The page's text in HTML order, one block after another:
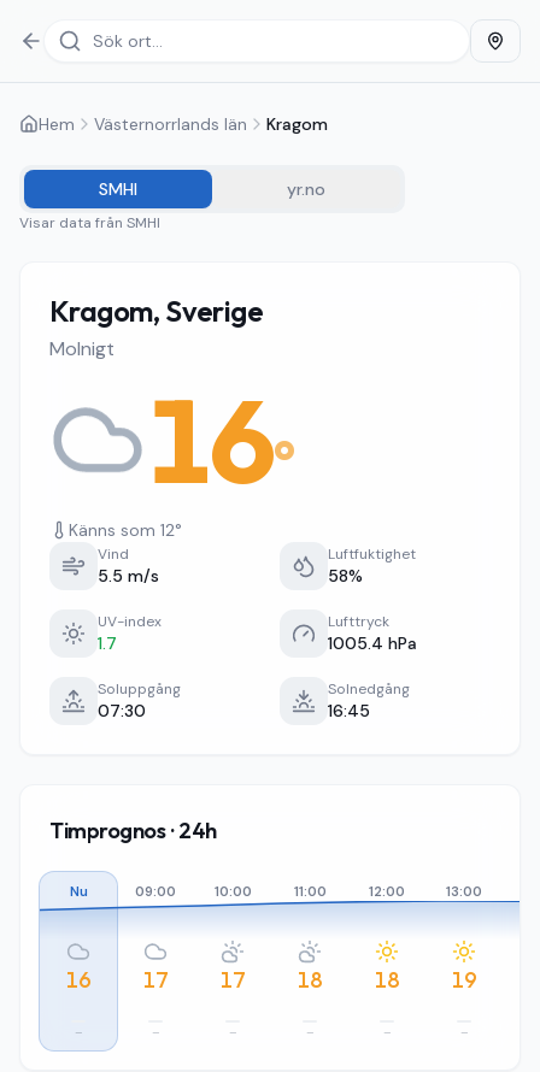
Hem Västernorrlands län Kragom
SMHI yr.no
Visar data från SMHI
Kragom, Sverige
Molnigt
16°
Känns som 12°
Vind
5.5 m/s
Luftfuktighet
58%
UV-index
1.7
Lufttryck
1005.4 hPa
Soluppgång
07:30
Solnedgång
16:45
Timprognos · 24h
Nu
16
–
09:00
17
–
10:00
17
–
11:00
18
–
12:00
18
–
13:00
19
–